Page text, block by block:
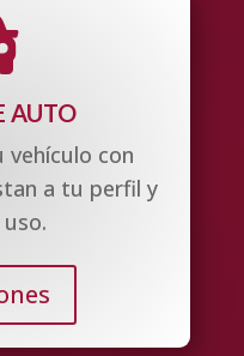
AUTO
vehículo con
a tu perfil y